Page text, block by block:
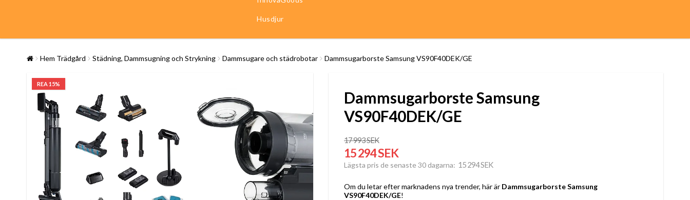
Husdjur
Hem Trädgård Städning, Dammsugning och Strykning Dammsugare och städrobotar Dammsugarborste Samsung VS90F40DEK/GE
REA 15%
Dammsugarborste Samsung
VS90F40DEK/GE
17 993 SEK
15 294 SEK
Lägsta pris de senaste 30 dagarna 15 294 SEK
Om du letar efter marknadens nya trender, här är Dammsugarborste Samsung
VS90F40DEK/GE!